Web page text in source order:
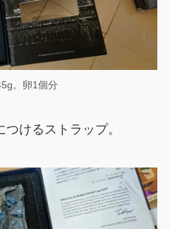
。卵1個分
けるストラップ。